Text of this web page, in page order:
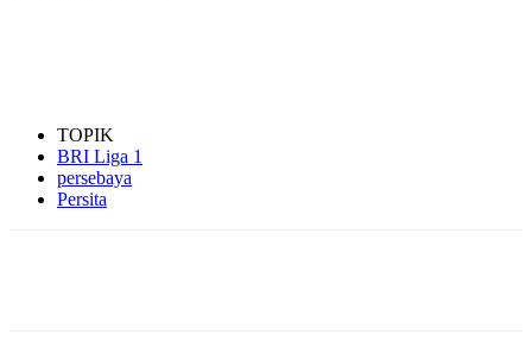
TOPIK
BRI Liga 1
persebaya
Persita